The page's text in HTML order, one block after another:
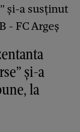
și-a
la